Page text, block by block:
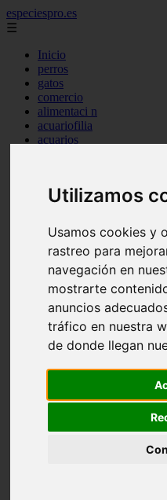
Utilizamos
Usamos cookies y
rastreo para
navegación en
mostrarte
anuncios
tráfico en nuestra
de donde llegan
especiespro.es
☰
Inicio
perros
gatos
comercio
alimentaci n
acuariofilia
acuarios
mantenimiento
marketing
bienestar
peque os mam feros
verano
legislaci n
peluquer a
accesorios
peluquer a canina
complementos
consejos
comportamiento
abandono